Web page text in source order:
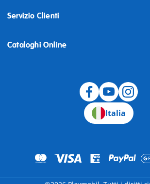
Servizio Clienti
Cataloghi Online
Italia